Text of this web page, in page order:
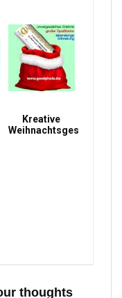
Kreative
Weihnachtsgeschenke
thoughts